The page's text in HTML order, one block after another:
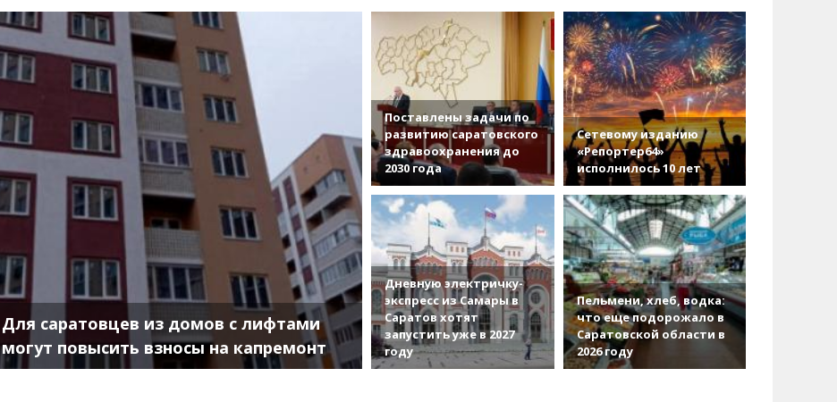
Для саратовцев из домов с лифтами
могут повысить взносы на капремонт
Поставлены задачи по
развитию саратовского
здравоохранения до
2030 года
Сетевому изданию
«Репортер64»
исполнилось 10 лет
Дневную электричку-
экспресс из Самары в
Саратов хотят
запустить уже в 2027
году
Пельмени, хлеб, водка:
что еще подорожало в
Саратовской области в
2026 году